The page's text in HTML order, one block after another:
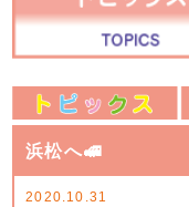
浜松へ🚅
2020.10.31